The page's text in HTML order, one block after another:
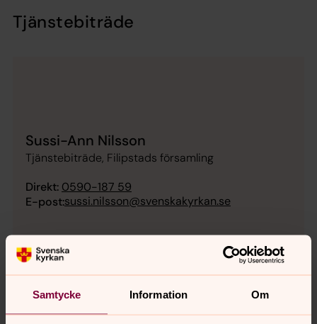
Samtycke Information Om
Tjänstebiträde
Sussi-Ann Nilsson
Tjänstebiträde, Filipstads församling
Direkt: 0590-187 59
E-post:sussi.nilsson@svenskakyrkan.se